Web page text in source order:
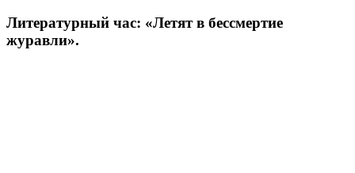
Литературный час: «Летят в бессмертие
журавли».